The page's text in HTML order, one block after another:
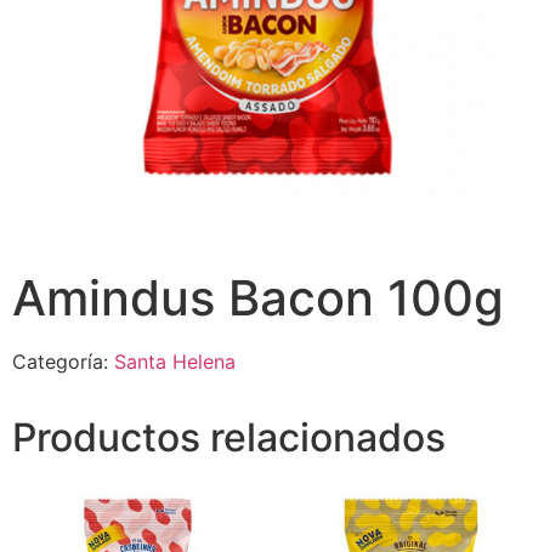
Amindus Bacon 100g
Categoría: Santa Helena
Productos relacionados